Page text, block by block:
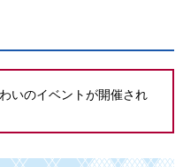
いのイベントが開催され